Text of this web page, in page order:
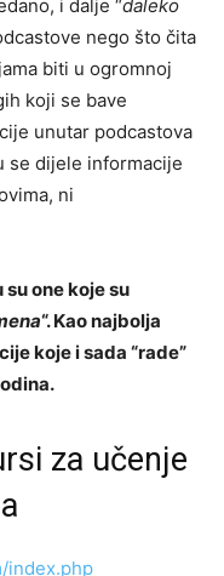
i dalje “daleko
nego što čita
biti u ogromnoj
koji se bave
unutar podcastova
se dijele informacije
ni
one koje su
“. Kao najbolja
koje i sada “rade”
za učenje
index.php